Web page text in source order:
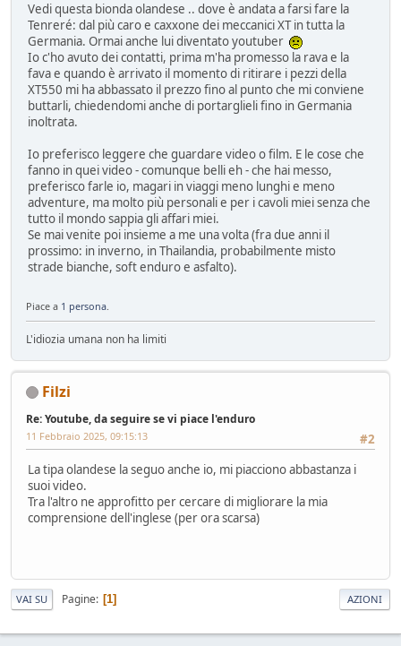
Vedi questa bionda olandese .. dove è andata a farsi fare la
Tenreré: dal più caro e caxxone dei meccanici XT in tutta la
Germania. Ormai anche lui diventato youtuber
Io c'ho avuto dei contatti, prima m'ha promesso la rava e la
fava e quando è arrivato il momento di ritirare i pezzi della
XT550 mi ha abbassato il prezzo fino al punto che mi conviene
buttarli, chiedendomi anche di portarglieli fino in Germania
inoltrata.
Io preferisco leggere che guardare video o film. E le cose che
fanno in quei video - comunque belli eh - che hai messo,
preferisco farle io, magari in viaggi meno lunghi e meno
adventure, ma molto più personali e per i cavoli miei senza che
tutto il mondo sappia gli affari miei.
Se mai venite poi insieme a me una volta (fra due anni il
prossimo: in inverno, in Thailandia, probabilmente misto
strade bianche, soft enduro e asfalto).
Piace a 1 persona
L'idiozia umana non ha limiti
Filzi
Re: Youtube, da seguire se vi piace l'enduro
#2
11 Febbraio 2025, 09:15:13
La tipa olandese la seguo anche io, mi piacciono abbastanza i
suoi video.
Tra l'altro ne approfitto per cercare di migliorare la mia
comprensione dell'inglese (per ora scarsa)
VAI SU Pagine 1 AZIONI